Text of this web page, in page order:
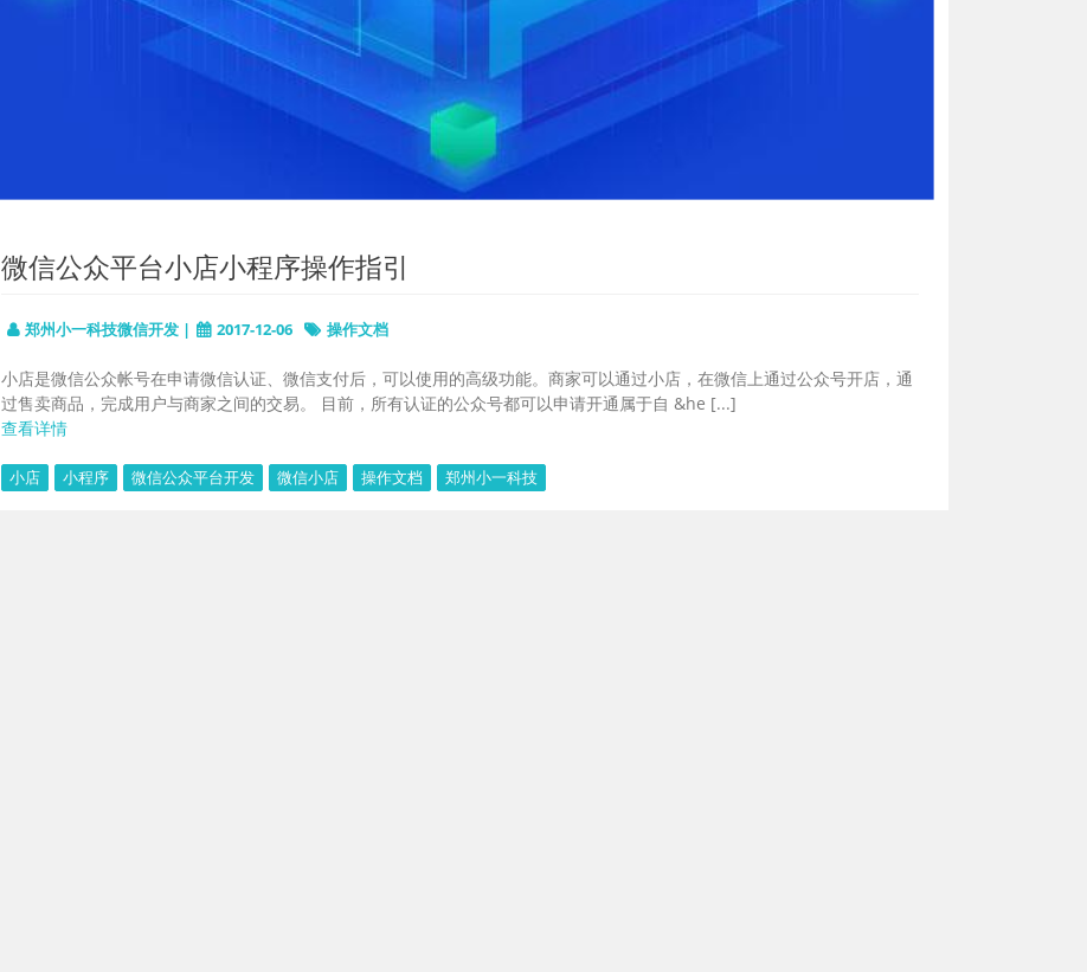
微信公众平台小店小程序操作指引
郑州小一科技微信开发 | 2017-12-06 操作文档
小店是微信公众帐号在申请微信认证、微信支付后，可以使用的高级功能。商家可以通过小店，在微信上通过公众号开店，通
过售卖商品，完成用户与商家之间的交易。 目前，所有认证的公众号都可以申请开通属于自 &he [...]
查看详情
小店 小程序 微信公众平台开发 微信小店 操作文档 郑州小一科技